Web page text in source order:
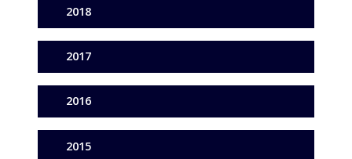
2018
2017
2016
2015